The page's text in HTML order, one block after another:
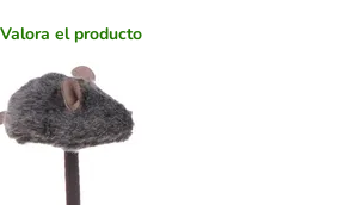
Valora el producto